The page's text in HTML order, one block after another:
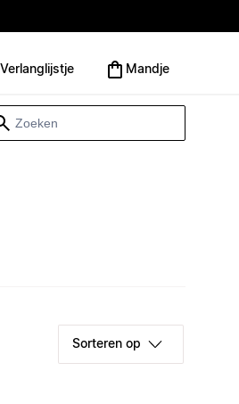
Verlanglijstje Mandje
Sorteren op